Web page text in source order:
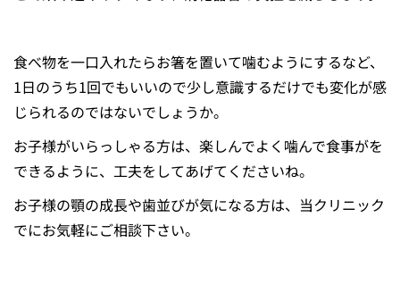
食べ物を一口入れたらお箸を置いて噛むようにするなど、
1日のうち1回でもいいので少し意識するだけでも変化が感
じられるのではないでしょうか。
お子様がいらっしゃる方は、楽しんでよく噛んで食事がを
できるように、工夫をしてあげてくださいね。
お子様の顎の成長や歯並びが気になる方は、当クリニック
でにお気軽にご相談下さい。